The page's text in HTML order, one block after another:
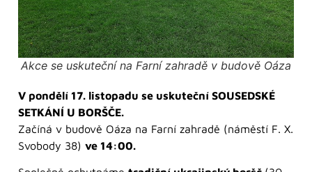
Akce se uskuteční na Farní zahradě v budově Oáza
V pondělí 17. listopadu se uskuteční SOUSEDSKÉ
SETKÁNÍ U BORŠČE.
Začíná v budově Oáza na Farní zahradě (náměstí F. X.
Svobody 38) ve 14:00.